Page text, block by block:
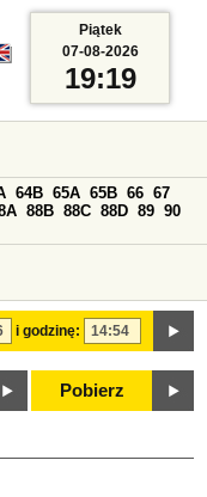
i godzinę:
64B 65A 65B 66 67
88B 88C 88D 89 90
Pobierz
Piątek
07-08-2026
19:19